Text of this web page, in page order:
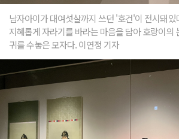
남자아이가 대여섯살까지 쓰던 '호건'이 전시돼
지혜롭게 자라기를 바라는 마음을 담아 호랑이의
귀를 수놓은 모자다. 이연정 기자